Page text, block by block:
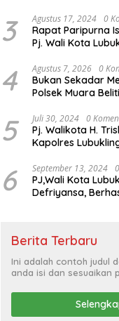
Konawe (HADIR)
3 Agustus 17, 2024 0
Rapat Paripurna
Pj. Wali Kota
Mendengarkan
Presiden RI
4 Agustus 7, 2026 0
Bukan Sekadar
Polsek Muara
5 Juli 30, 2024 0
Pj. Walikota H.
Kapolres
Hajatan Politik
6 September 13, 2024
PJ,Wali Kota
Defriyansa,
Berita Terbaru
Ini adalah contoh judul
anda isi dan sesuaikan